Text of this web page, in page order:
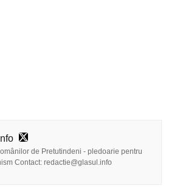
de Pretutindeni - pledoarie pentru
Contact: redactie@glasul.info